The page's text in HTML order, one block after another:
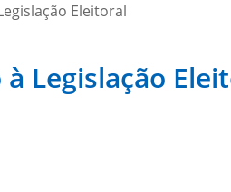
Eleitoral
Legislação